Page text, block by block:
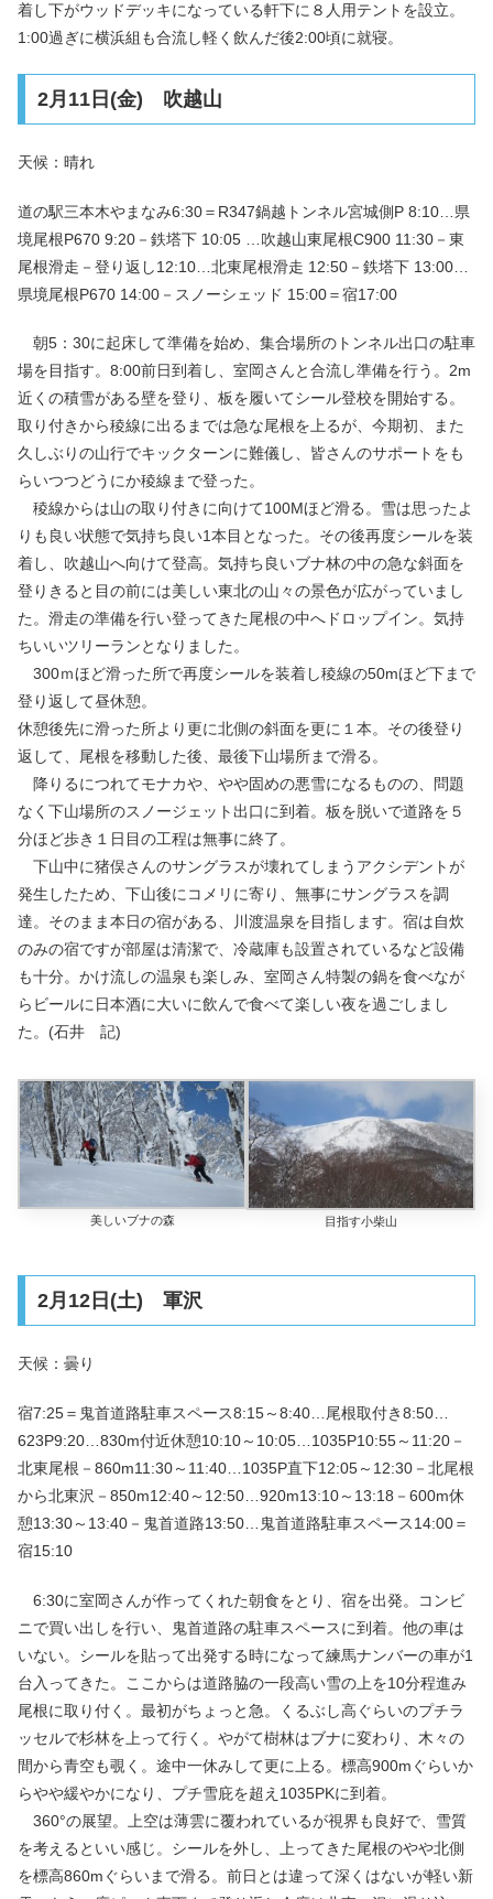
着し下がウッドデッキになっている軒下に８人用テントを設立。
1:00過ぎに横浜組も合流し軽く飲んだ後2:00頃に就寝。
2月11日(金) 吹越山
天候：晴れ
道の駅三本木やまなみ6:30＝R347鍋越トンネル宮城側P 8:10…県
境尾根P670 9:20－鉄塔下 10:05 …吹越山東尾根C900 11:30－東
尾根滑走－登り返し12:10…北東尾根滑走 12:50－鉄塔下 13:00…
県境尾根P670 14:00－スノーシェッド 15:00＝宿17:00
朝5：30に起床して準備を始め、集合場所のトンネル出口の駐車
場を目指す。8:00前日到着し、室岡さんと合流し準備を行う。2m
近くの積雪がある壁を登り、板を履いてシール登校を開始する。
取り付きから稜線に出るまでは急な尾根を上るが、今期初、また
久しぶりの山行でキックターンに難儀し、皆さんのサポートをも
らいつつどうにか稜線まで登った。
稜線からは山の取り付きに向けて100Mほど滑る。雪は思ったよ
りも良い状態で気持ち良い1本目となった。その後再度シールを装
着し、吹越山へ向けて登高。気持ち良いブナ林の中の急な斜面を
登りきると目の前には美しい東北の山々の景色が広がっていまし
た。滑走の準備を行い登ってきた尾根の中へドロップイン。気持
ちいいツリーランとなりました。
300ｍほど滑った所で再度シールを装着し稜線の50mほど下まで
登り返して昼休憩。
休憩後先に滑った所より更に北側の斜面を更に１本。その後登り
返して、尾根を移動した後、最後下山場所まで滑る。
降りるにつれてモナカや、やや固めの悪雪になるものの、問題
なく下山場所のスノージェット出口に到着。板を脱いで道路を５
分ほど歩き１日目の工程は無事に終了。
下山中に猪俣さんのサングラスが壊れてしまうアクシデントが
発生したため、下山後にコメリに寄り、無事にサングラスを調
達。そのまま本日の宿がある、川渡温泉を目指します。宿は自炊
のみの宿ですが部屋は清潔で、冷蔵庫も設置されているなど設備
も十分。かけ流しの温泉も楽しみ、室岡さん特製の鍋を食べなが
らビールに日本酒に大いに飲んで食べて楽しい夜を過ごしまし
た。(石井 記)
美しいブナの森 目指す小柴山
2月12日(土) 軍沢
天候：曇り
宿7:25＝鬼首道路駐車スペース8:15～8:40…尾根取付き8:50…
623P9:20…830m付近休憩10:10～10:05…1035P10:55～11:20－
北東尾根－860m11:30～11:40…1035P直下12:05～12:30－北尾根
から北東沢－850m12:40～12:50…920m13:10～13:18－600m休
憩13:30～13:40－鬼首道路13:50…鬼首道路駐車スペース14:00＝
宿15:10
6:30に室岡さんが作ってくれた朝食をとり、宿を出発。コンビ
ニで買い出しを行い、鬼首道路の駐車スペースに到着。他の車は
いない。シールを貼って出発する時になって練馬ナンバーの車が1
台入ってきた。ここからは道路脇の一段高い雪の上を10分程進み
尾根に取り付く。最初がちょっと急。くるぶし高ぐらいのプチラ
ッセルで杉林を上って行く。やがて樹林はブナに変わり、木々の
間から青空も覗く。途中一休みして更に上る。標高900mぐらいか
らやや緩やかになり、プチ雪庇を超え1035PKに到着。
360°の展望。上空は薄雲に覆われているが視界も良好で、雪質
を考えるといい感じ。シールを外し、上ってきた尾根のやや北側
を標高860mぐらいまで滑る。前日とは違って深くはないが軽い新